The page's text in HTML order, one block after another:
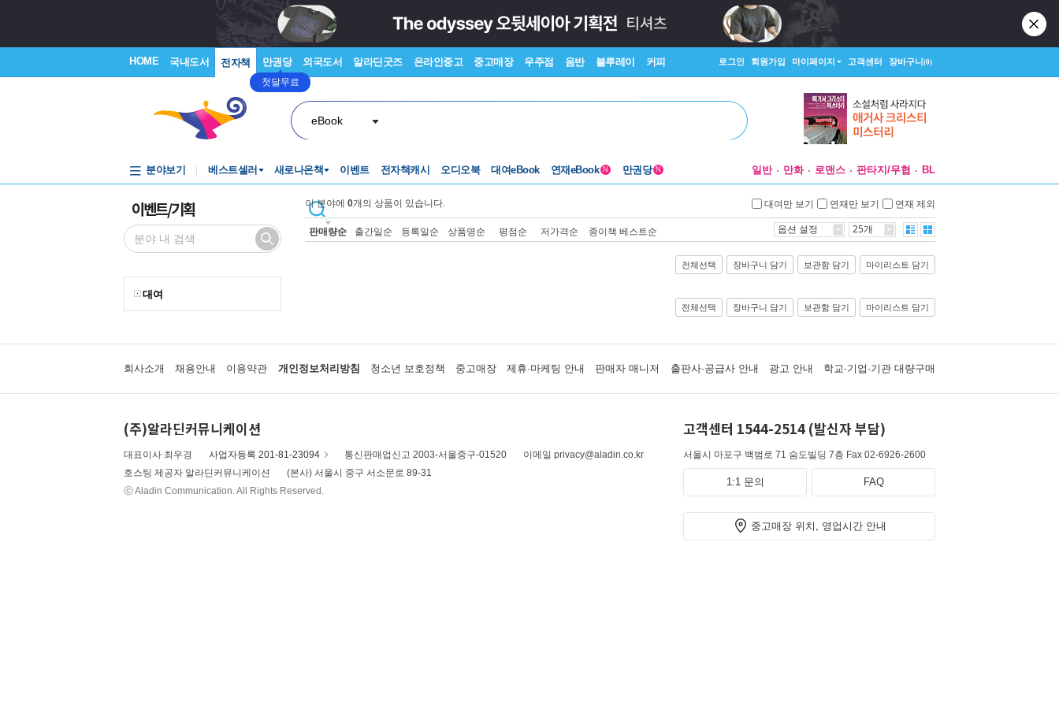
HOME 국내도서 전자책 만권당
첫달무료
외국도서 알라딘굿즈 온라인중고 중고매장 우주점 음반 블루레이 커피 로그인 회원가입 마이페이지 고객센터 장바구니(0)
eBook
분야보기 베스트셀러 새로나온책 이벤트 전자책캐시 오디오북 대여eBook 연재eBook N 만권당 N 일반 만화 로맨스 판타지/무협 BL
이벤트/기획
대여
이 분야에 0개의 상품이 있습니다. 대여만 보기 연재만 보기 연재 제외
판매량순 출간일순 등록일순 상품명순 평점순 저가격순 종이책 베스트순 옵션 설정 25개
전체선택 장바구니 담기 보관함 담기 마이리스트 담기
전체선택 장바구니 담기 보관함 담기 마이리스트 담기
회사소개 채용안내 이용약관 개인정보처리방침 청소년 보호정책 중고매장 제휴·마케팅 안내 판매자 매니저 출판사·공급사 안내 광고 안내 학교·기업·기관 대량구매
(주)알라딘커뮤니케이션
대표이사 최우경 사업자등록 201-81-23094 통신판매업신고 2003-서울중구-01520
이메일 privacy@aladin.co.kr
호스팅 제공자 알라딘커뮤니케이션
(본사) 서울시 중구 서소문로 89-31
ⓒ Aladin Communication. All Rights Reserved.
고객센터 1544-2514 (발신자 부담)
서울시 마포구 백범로 71 숨도빌딩 7층 Fax 02-6926-2600
1:1 문의 FAQ
중고매장 위치, 영업시간 안내